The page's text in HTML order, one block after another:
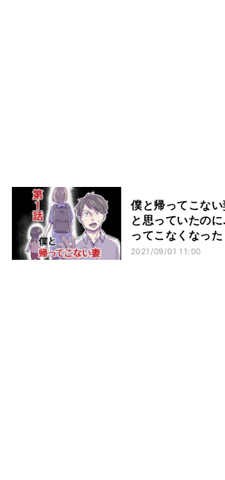
僕と帰ってこな
と思っていたの
ってこなくなった
2021/09/01 11:00